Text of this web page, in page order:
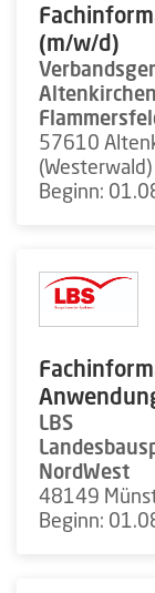
(m/w/d)
57610
(Westerwald)
Beginn:
LBS
NordWest
48149
Beginn: